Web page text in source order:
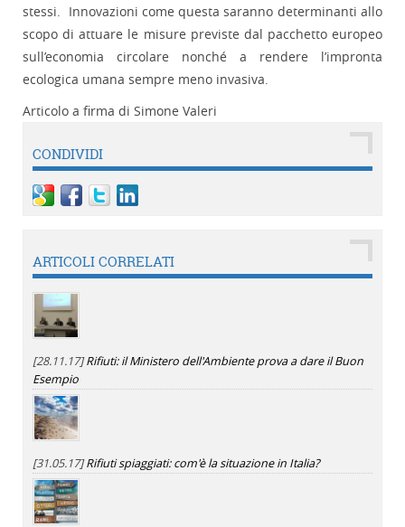
stessi. Innovazioni come questa saranno determinanti allo
scopo di attuare le misure previste dal pacchetto europeo
sull’economia circolare nonché a rendere l’impronta
ecologica umana sempre meno invasiva.
Articolo a firma di Simone Valeri
CONDIVIDI
ARTICOLI CORRELATI
[28.11.17]Rifiuti: il Ministero dell'Ambiente prova a dare il Buon
Esempio
[31.05.17]Rifiuti spiaggiati: com'è la situazione in Italia?